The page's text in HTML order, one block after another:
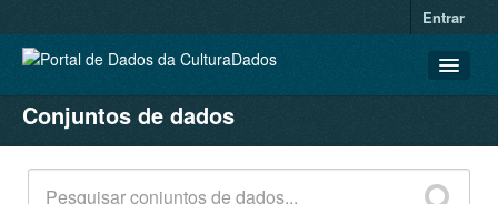
Entrar
CONJUNTOS DE DADOS
ORGANIZAÇÕES
GRUPOS
Conjuntos de dados